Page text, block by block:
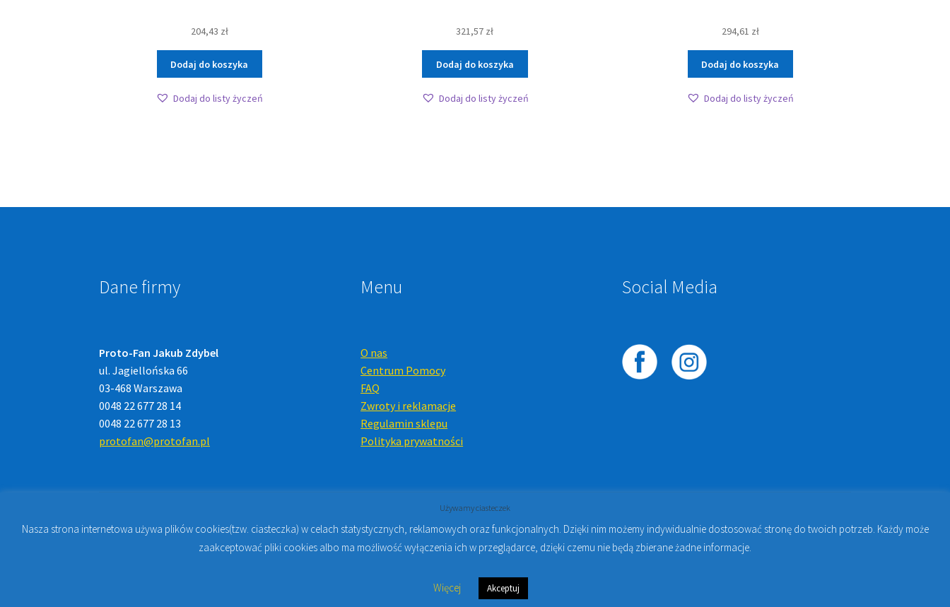
204,43 zł
Dodaj do koszyka
Dodaj do listy życzeń
321,57 zł
Dodaj do koszyka
Dodaj do listy życzeń
294,61 zł
Dodaj do koszyka
Dodaj do listy życzeń
Dane firmy
Proto-Fan Jakub Zdybel
ul. Jagiellońska 66
03-468 Warszawa
0048 22 677 28 14
0048 22 677 28 13
protofan@protofan.pl
Menu
O nas
Centrum Pomocy
FAQ
Zwroty i reklamacje
Regulamin sklepu
Polityka prywatności
Social Media
© 2023 PROTO-FAN | Sklep Stomatologiczny Online i Kursy Online Warszawa- Sklep stomatologiczny w Warszawie | Jakub Zdybel Proto-Fan
Używamy ciasteczek
Nasza strona internetowa używa plików cookies(tzw. ciasteczka) w celach statystycznych, reklamowych oraz funkcjonalnych. Dzięki nim możemy indywidualnie dostosować stronę do twoich potrzeb. Każdy może
zaakceptować pliki cookies albo ma możliwość wyłączenia ich w przeglądarce, dzięki czemu nie będą zbierane żadne informacje.
Więcej Akceptuj